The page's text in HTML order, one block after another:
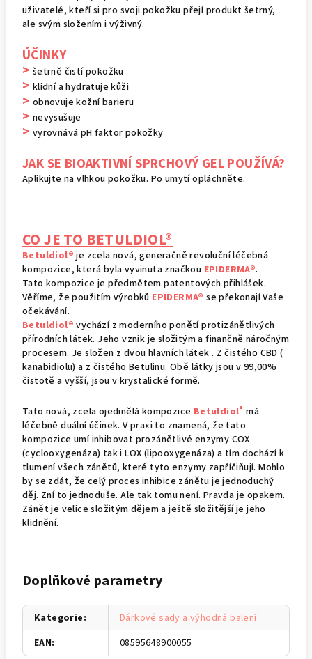
uživatelé, kteří si pro svoji pokožku přejí produkt šetrný,
ale svým složením i výživný.
ÚČINKY
> šetrně čistí pokožku
> klidní a hydratuje kůži
> obnovuje kožní barieru
> nevysušuje
> vyrovnává pH faktor pokožky
JAK SE BIOAKTIVNÍ SPRCHOVÝ GEL POUŽÍVÁ?
Aplikujte na vlhkou pokožku. Po umytí opláchněte.
CO JE TO BETULDIOL®
Betuldiol® je zcela nová, generačně revoluční léčebná
kompozice, která byla vyvinuta značkou EPIDERMA®.
Tato kompozice je předmětem patentových přihlášek.
Věříme, že použitím výrobků EPIDERMA® se překonají Vaše
očekávání.
Betuldiol® vychází z moderního ponětí protizánětlivých
přírodních látek. Jeho vznik je složitým a finančně náročným
procesem. Je složen z dvou hlavních látek . Z čistého CBD (
kanabidiolu) a z čistého Betulinu. Obě látky jsou v 99,00%
čistotě a vyšší, jsou v krystalické formě.
Tato nová, zcela ojedinělá kompozice Betuldiol® má
léčebně duální účinek. V praxi to znamená, že tato
kompozice umí inhibovat prozánětlivé enzymy COX
(cyclooxygenáza) tak i LOX (lipooxygenáza) a tím dochází k
tlumení všech zánětů, které tyto enzymy zapříčiňují. Mohlo
by se zdát, že celý proces inhibice zánětu je jednoduchý
děj. Zní to jednoduše. Ale tak tomu není. Pravda je opakem.
Zánět je velice složitým dějem a ještě složitější je jeho
klidnění.
Doplňkové parametry
Kategorie:
Dárkové sady a výhodná balení
EAN: 08595648900055